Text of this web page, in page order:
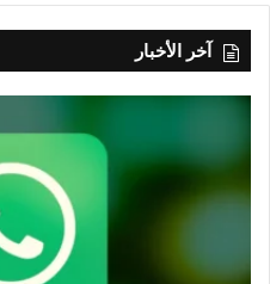
آخر الأخبار